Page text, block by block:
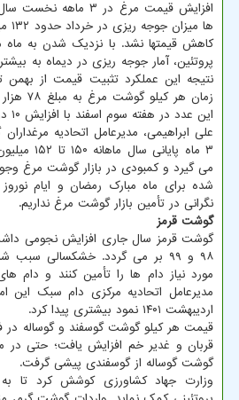
افزایش قیمت مرغ در ۳
ها
کاهش قیمتها نشد. با نزدیک شدن به ماه
نتیجه این عملکرد تثبیت قیمت از بهمن
زمان هر
این عدد در هفته سوم اسفند با افزایش ۱۰ درصدی رو به رو شد.
علی ابراهیمی، مدیرعامل اتحادیه
۳ ماه
می گیرد و کمبودی در بازار گوشت مرغ وجود
شده برای ماه مبارک رمضان و ایام
نگرانی در تأمین بازار گوشت مرغ نداریم.
گوشت قرمز
گوشت قرمز سال جاری افزایش نجومی
۹۸ و ۹۹ بر می گردد. خشکسالی سبب
مورد نیاز دام ها را تأمین کنند و دام
مدیرعامل اتحادیه مرکزی دام سبک این
اردیبهشت ۱۴۰۱ نمود بیشتری پیدا کرد.
قیمت هر کیلو گوشت گوسفند و گوساله در
قربان و غدیر خم افزایش یافت؛ حتی در
گوشت گوساله از گوسفندی پیشی گرفت.
وزارت جهاد کشاورزی کوشش کرد تا